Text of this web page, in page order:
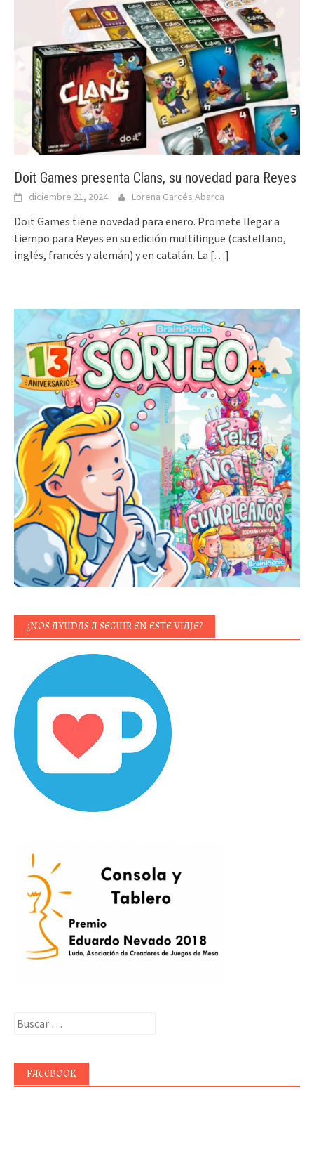
Doit Games presenta Clans, su novedad para Reyes
diciembre 21, 2024 Lorena Garcés Abarca
Doit Games tiene novedad para enero. Promete llegar a
tiempo para Reyes en su edición multilingüe (castellano,
inglés, francés y alemán) y en catalán. La […]
¿NOS AYUDAS A SEGUIR EN ESTE VIAJE?
Buscar:
FACEBOOK